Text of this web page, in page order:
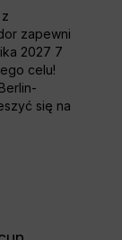
zapewni
2027 7
celu!
się na